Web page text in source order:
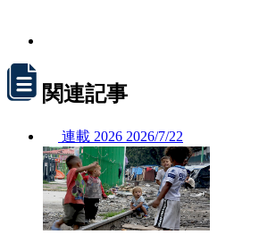
関連記事
連載 2026 2026/7/22